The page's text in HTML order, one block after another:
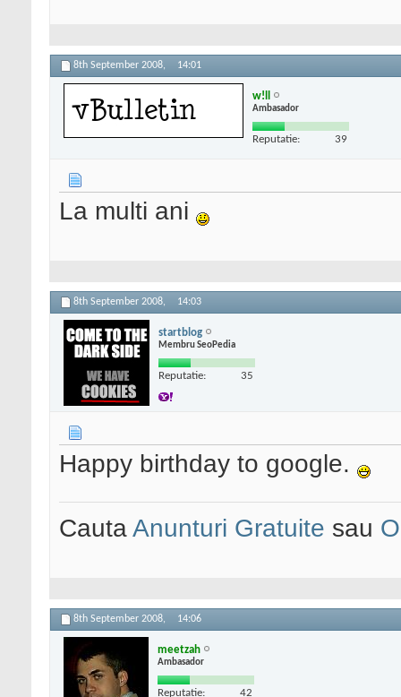
8th September 2008, 14:01
w!ll
Ambasador
Reputatie: 39
La multi ani
8th September 2008, 14:03
startblog
Membru SeoPedia
Reputatie: 35
Happy birthday to google.
CautaAnunturi Gratuite sau
8th September 2008, 14:06
meetzah
Ambasador
Reputatie: 42